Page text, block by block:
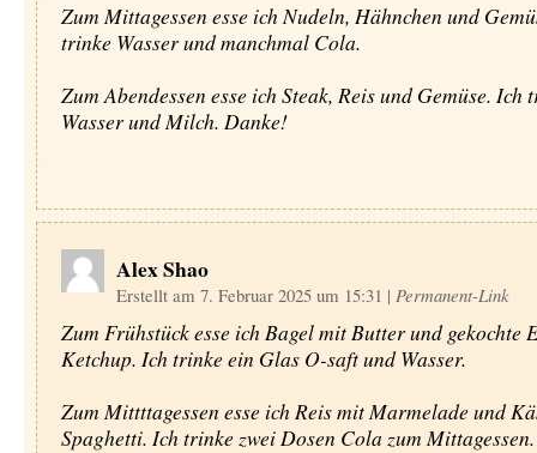
Zum Mittagessen esse ich Nudeln, Hähnchen und
trinke Wasser und manchmal Cola.
Zum Abendessen esse ich Steak, Reis und Gemüse. Ich
Wasser und Milch. Danke!
Alex Shao
Erstellt am 7. Februar 2025 um 15:31 | Permanent-Link
Zum Frühstück esse ich Bagel mit Butter und gekochte
Ketchup. Ich trinke ein Glas O-saft und Wasser.
Zum Mittttagessen esse ich Reis mit Marmelade und
Spaghetti. Ich trinke zwei Dosen Cola zum Mittagessen.